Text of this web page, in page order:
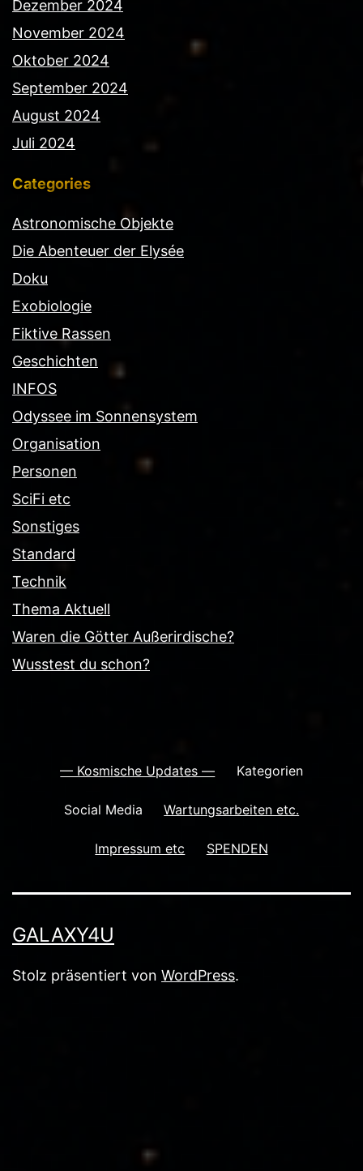
Dezember 2024
November 2024
Oktober 2024
September 2024
August 2024
Juli 2024
Categories
Astronomische Objekte
Die Abenteuer der Elysée
Doku
Exobiologie
Fiktive Rassen
Geschichten
INFOS
Odyssee im Sonnensystem
Organisation
Personen
SciFi etc
Sonstiges
Standard
Technik
Thema Aktuell
Waren die Götter Außerirdische?
Wusstest du schon?
— Kosmische Updates — Kategorien
Social Media Wartungsarbeiten etc.
Impressum etc SPENDEN
GALAXY4U
Stolz präsentiert von WordPress.